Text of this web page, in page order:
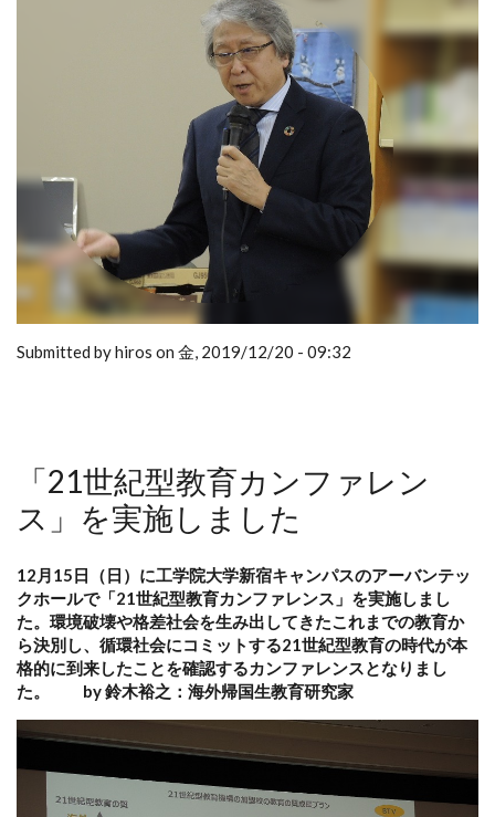
Submitted by hiros on 金, 2019/12/20 - 09:32
「21世紀型教育カンファレン
ス」を実施しました
12月15日（日）に工学院大学新宿キャンパスのアーバンテッ
クホールで「21世紀型教育カンファレンス」を実施しまし
た。環境破壊や格差社会を生み出してきたこれまでの教育か
ら決別し、循環社会にコミットする21世紀型教育の時代が本
格的に到来したことを確認するカンファレンスとなりまし
た。 by 鈴木裕之：海外帰国生教育研究家